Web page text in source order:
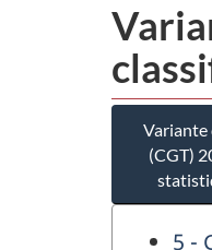
Variante
(CGT)
5 -